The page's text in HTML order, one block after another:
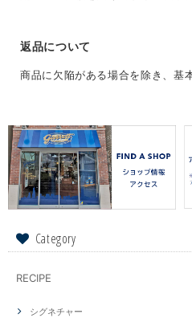
返品について
商品に欠陥がある場合を除き、基
Category
RECIPE
シグネチャー